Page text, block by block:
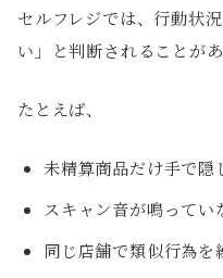
セルフレジでは、行動状
い」と判断されることがあ
たとえば、
未精算商品だけ手で隠
スキャン音が鳴ってい
同じ店舗で類似行為を